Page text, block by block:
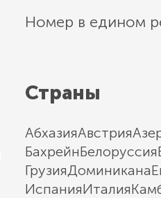
Номер в едином
Страны
АбхазияАвстрия
БахрейнБелоруссия
ГрузияДоминикана
ИспанияИталия